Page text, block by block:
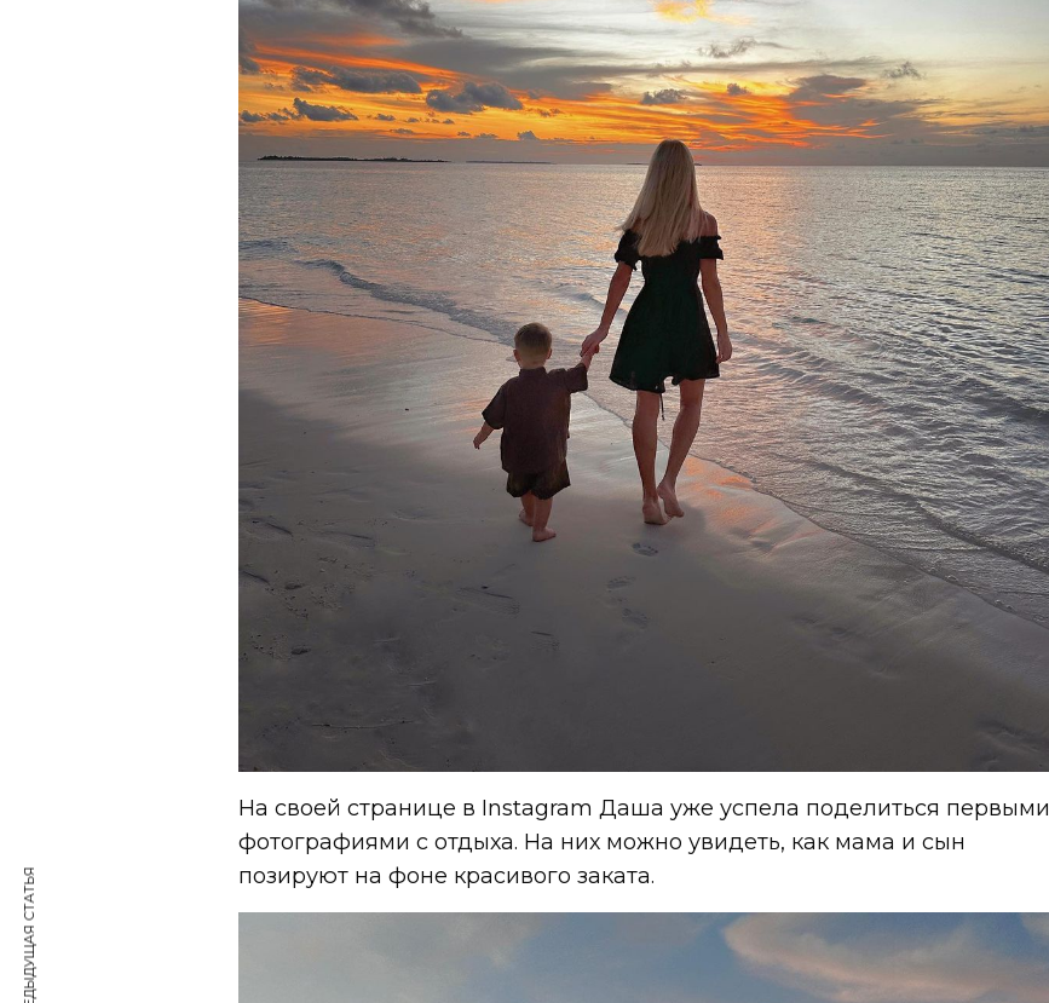
На своей странице в Instagram Даша уже успела поделиться первыми
фотографиями с отдыха. На них можно увидеть, как мама и сын
позируют на фоне красивого заката.
ПРЕДЫДУЩАЯ СТАТЬЯ